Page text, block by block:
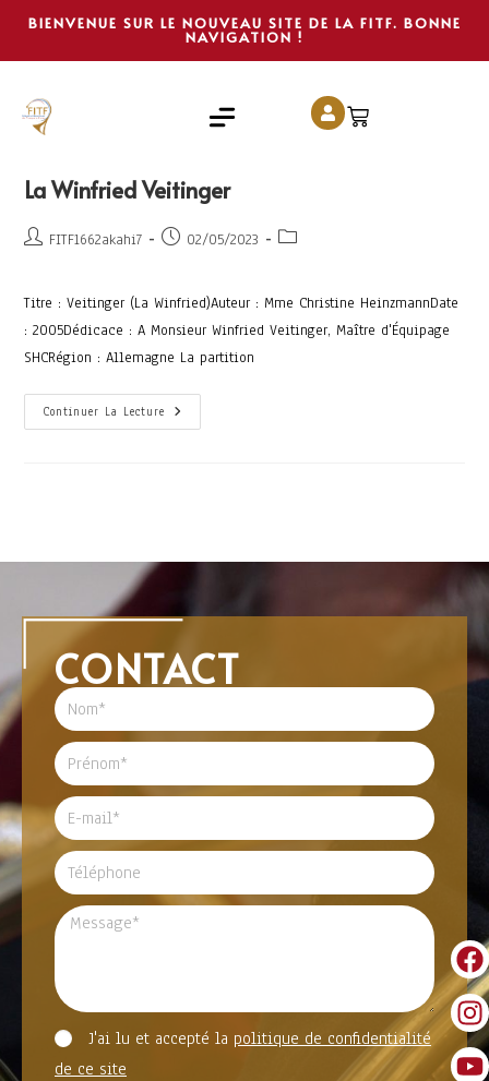
BIENVENUE SUR LE NOUVEAU SITE DE LA FITF. BONNE
NAVIGATION !
La Winfried Veitinger
FITF1662akahi7 02/05/2023
Titre : Veitinger (La Winfried)Auteur : Mme Christine HeinzmannDate
: 2005Dédicace : A Monsieur Winfried Veitinger, Maître d'Équipage
SHCRégion : Allemagne La partition
Continuer La Lecture
CONTACT
J'ai lu et accepté la politique de confidentialité
de ce site